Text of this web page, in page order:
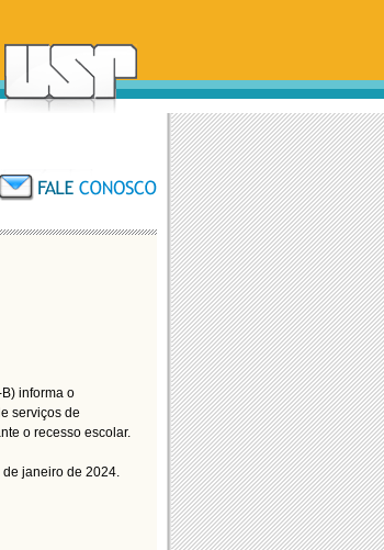
informa o
serviços de
o recesso escolar.
janeiro de 2024.